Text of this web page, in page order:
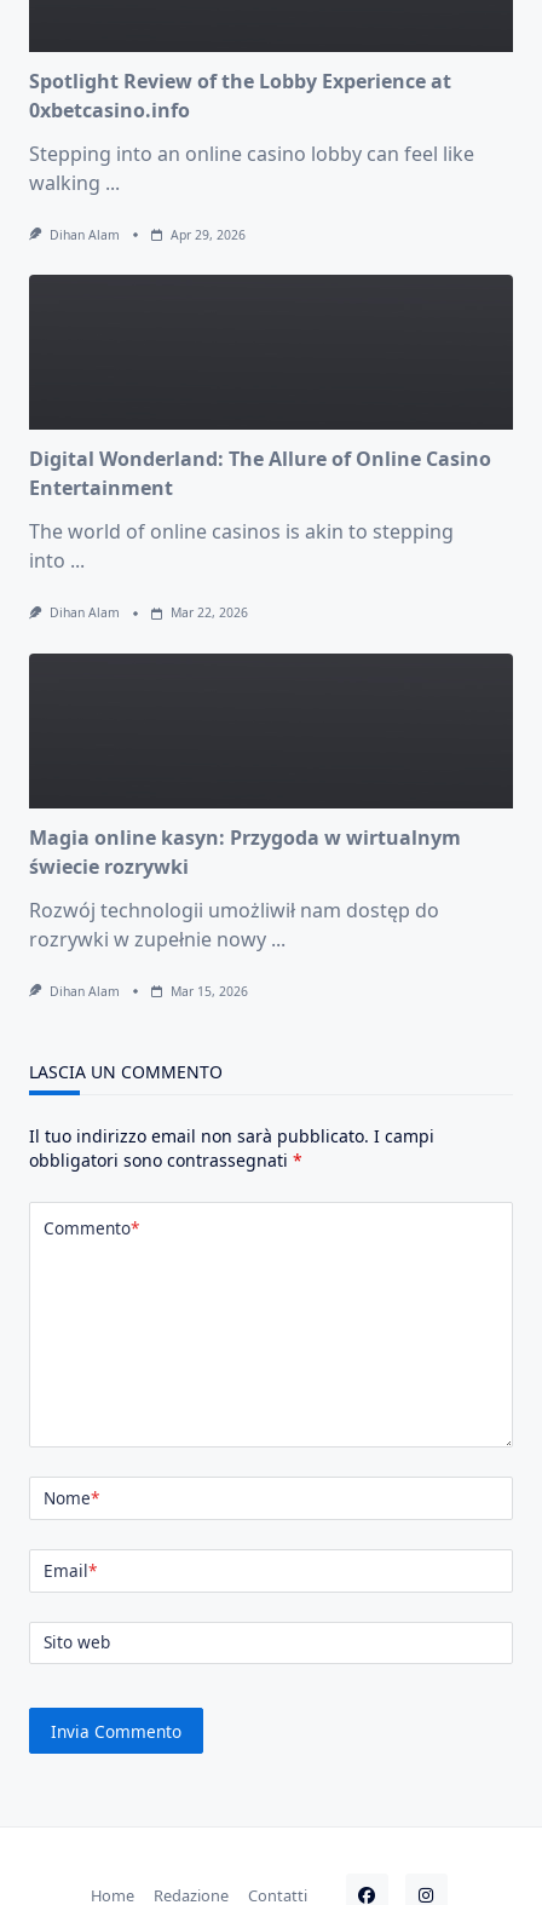
Spotlight Review of the Lobby Experience at
0xbetcasino.info
Stepping into an online casino lobby can feel like
walking ...
Dihan Alam Apr 29, 2026
Digital Wonderland: The Allure of Online Casino
Entertainment
The world of online casinos is akin to stepping
into ...
Dihan Alam Mar 22, 2026
Magia online kasyn: Przygoda w wirtualnym
świecie rozrywki
Rozwój technologii umożliwił nam dostęp do
rozrywki w zupełnie nowy ...
Dihan Alam Mar 15, 2026
LASCIA UN COMMENTO
Il tuo indirizzo email non sarà pubblicato. I campi
obbligatori sono contrassegnati *
Commento*
Nome*
Email*
Sito web
Home Redazione Contatti